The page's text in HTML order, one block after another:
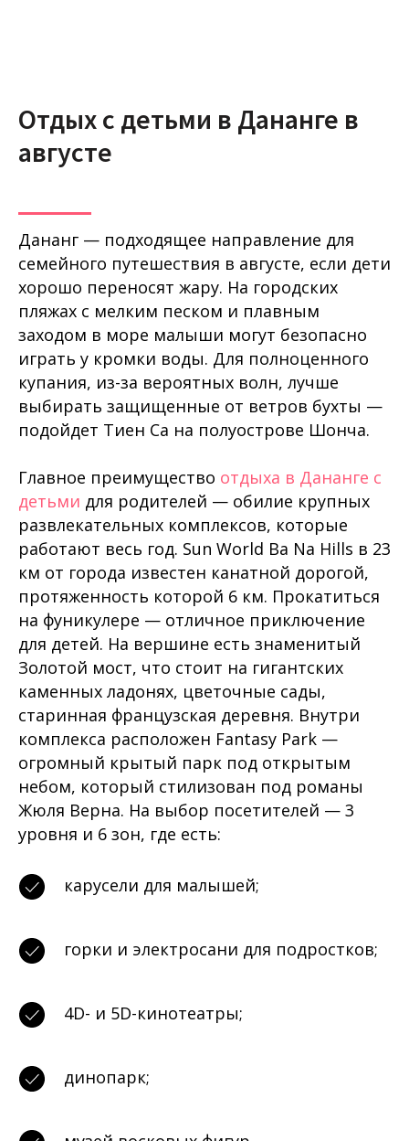
Отдых с детьми в Дананге в
августе
Дананг — подходящее направление для
семейного путешествия в августе, если дети
хорошо переносят жару. На городских
пляжах с мелким песком и плавным
заходом в море малыши могут безопасно
играть у кромки воды. Для полноценного
купания, из-за вероятных волн, лучше
выбирать защищенные от ветров бухты —
подойдет Тиен Са на полуострове Шонча.
Главное преимущество отдыха в Дананге с
детьми для родителей — обилие крупных
развлекательных комплексов, которые
работают весь год. Sun World Ba Na Hills в 23
км от города известен канатной дорогой,
протяженность которой 6 км. Прокатиться
на фуникулере — отличное приключение
для детей. На вершине есть знаменитый
Золотой мост, что стоит на гигантских
каменных ладонях, цветочные сады,
старинная французская деревня. Внутри
комплекса расположен Fantasy Park —
огромный крытый парк под открытым
небом, который стилизован под романы
Жюля Верна. На выбор посетителей — 3
уровня и 6 зон, где есть:
карусели для малышей;
горки и электросани для подростков;
4D- и 5D-кинотеатры;
динопарк;